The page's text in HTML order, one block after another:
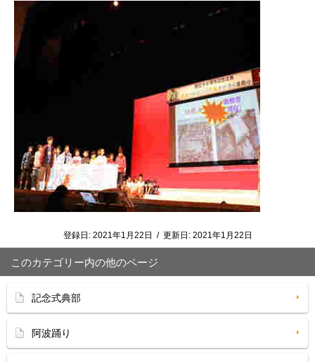
登録日: 2021年1月22日 / 更新日: 2021年1月22日
このカテゴリー内の他のページ
記念式典部
阿波踊り